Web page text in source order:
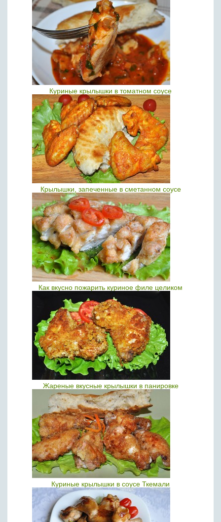
Куриные крылышки в томатном соусе
Крылышки, запеченные в сметанном соусе
Как вкусно пожарить куриное филе целиком
Жареные вкусные крылышки в панировке
Куриные крылышки в соусе Ткемали